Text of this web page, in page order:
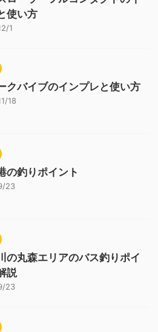
使い方
1
クバイブのインプレと使い方
18
の釣りポイント
23
の丸森エリアのバス釣りポイ
説
23